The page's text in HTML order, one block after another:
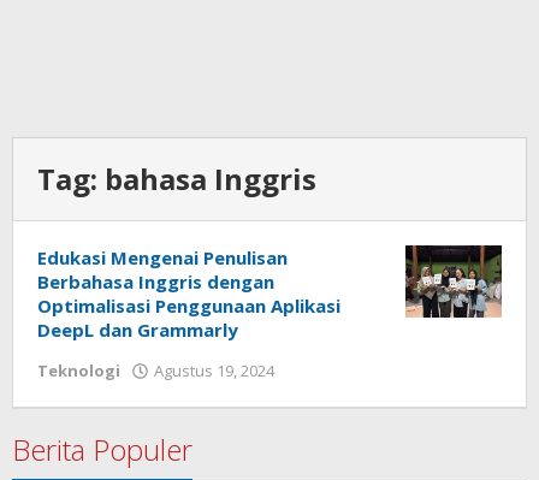
Tag: bahasa Inggris
Edukasi Mengenai Penulisan
Berbahasa Inggris dengan
Optimalisasi Penggunaan Aplikasi
DeepL dan Grammarly
Teknologi Agustus 19, 2024
Berita Populer